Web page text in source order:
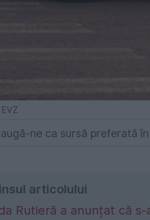
ne ca sursă preferată
articolului
Rutieră a anunțat că